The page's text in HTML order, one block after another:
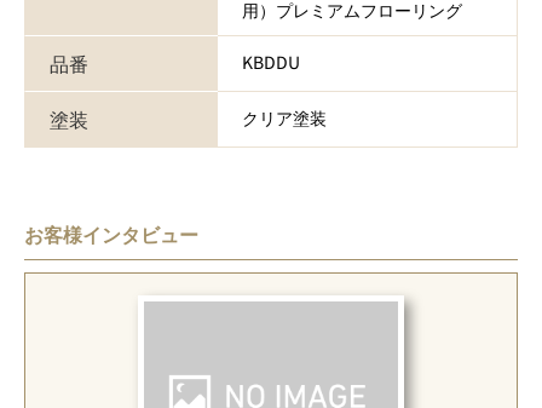
用）プレミアムフローリング
品番 KBDDU
塗装 クリア塗装
お客様インタビュー